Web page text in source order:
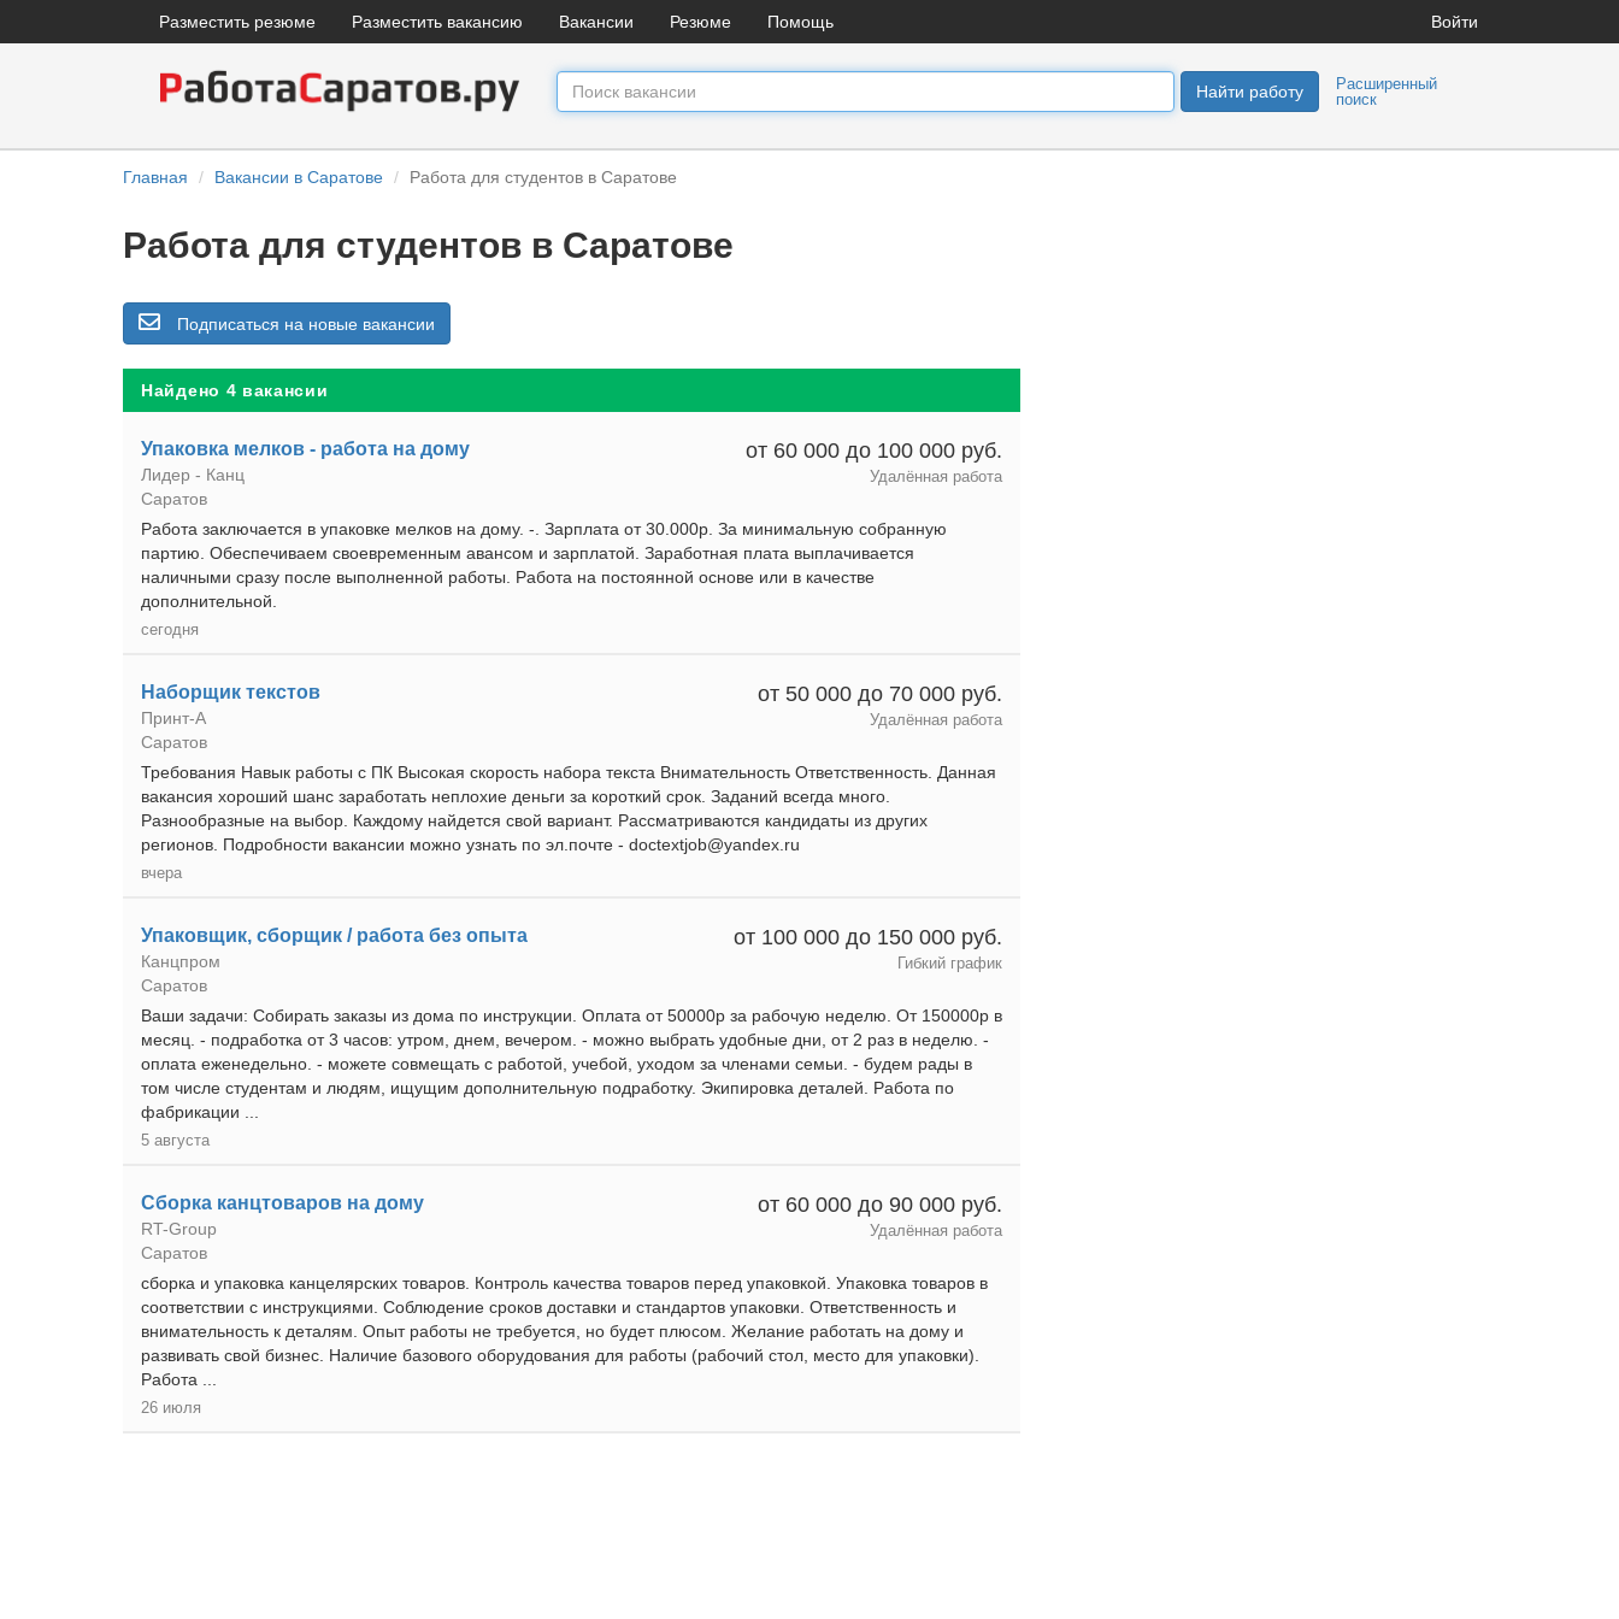
Разместить резюме Разместить вакансию Вакансии Резюме Помощь Войти
Найти работу
Расширенный
поиск
Главная Вакансии в Саратове Работа для студентов в Саратове
Работа для студентов в Саратове
Подписаться на новые вакансии
Найдено 4 вакансии
Упаковка мелков - работа на дому
Лидер - Канц
Саратов
от 60 000 до 100 000 руб.
Удалённая работа
Работа заключается в упаковке мелков на дому. -. Зарплата от 30.000р. За минимальную собранную
партию. Обеспечиваем своевременным авансом и зарплатой. Заработная плата выплачивается
наличными сразу после выполненной работы. Работа на постоянной основе или в качестве
дополнительной.
сегодня
Наборщик текстов
Принт-А
Саратов
от 50 000 до 70 000 руб.
Удалённая работа
Требования Навык работы с ПК Высокая скорость набора текста Внимательность Ответственность. Данная
вакансия хороший шанс заработать неплохие деньги за короткий срок. Заданий всегда много.
Разнообразные на выбор. Каждому найдется свой вариант. Рассматриваются кандидаты из других
регионов. Подробности вакансии можно узнать по эл.почте - doctextjob@yandex.ru
вчера
Упаковщик, сборщик / работа без опыта
Канцпром
Саратов
от 100 000 до 150 000 руб.
Гибкий график
Ваши задачи: Собирать заказы из дома по инструкции. Оплата от 50000р за рабочую неделю. От 150000р в
месяц. - подработка от 3 часов: утром, днем, вечером. - можно выбрать удобные дни, от 2 раз в неделю. -
оплата еженедельно. - можете совмещать с работой, учебой, уходом за членами семьи. - будем рады в
том числе студентам и людям, ищущим дополнительную подработку. Экипировка деталей. Работа по
фабрикации ...
5 августа
Сборка канцтоваров на дому
RT-Group
Саратов
от 60 000 до 90 000 руб.
Удалённая работа
сборка и упаковка канцелярских товаров. Контроль качества товаров перед упаковкой. Упаковка товаров в
соответствии с инструкциями. Соблюдение сроков доставки и стандартов упаковки. Ответственность и
внимательность к деталям. Опыт работы не требуется, но будет плюсом. Желание работать на дому и
развивать свой бизнес. Наличие базового оборудования для работы (рабочий стол, место для упаковки).
Работа ...
26 июля